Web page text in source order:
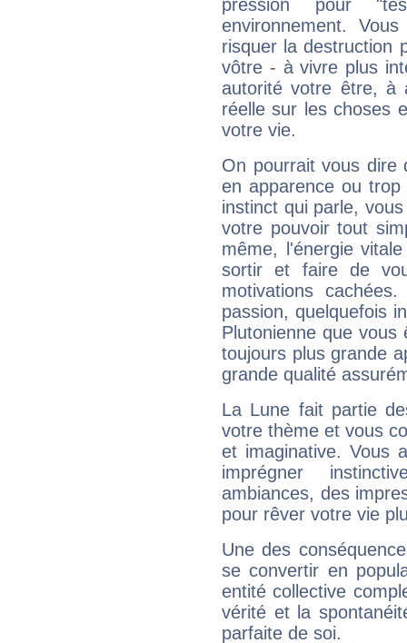
pression pour
environnement.
risquer la destruction
vôtre - à vivre plus
autorité votre être, à
réelle sur les choses
votre vie.
On pourrait vous dire
en apparence ou
instinct qui parle,
votre pouvoir tout
même, l'énergie
sortir et faire de
motivations
passion, quelquefois
Plutonienne que
toujours plus grande
grande qualité
La Lune fait partie
votre thème et vous
et imaginative. Vous
imprégner
ambiances, des
pour rêver votre vie
Une des
se convertir en
entité collective
vérité et la
parfaite de soi.